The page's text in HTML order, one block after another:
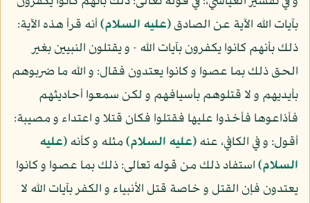
بآيات الله الآية عن الصادق(عليه السلام)أنه قرأ هذه الآية:
ذلك بأنهم كانوا يكفرون بآيات الله - و يقتلون النبيين بغير
الحق ذلك بما عصوا و كانوا يعتدون فقال: و الله ما ضربوهم
بأيديهم و لا قتلوهم بأسيافهم و لكن سمعوا أحاديثهم
فأذاعوها فأخذوا عليها فقتلوا فكان قتلا و اعتداء و مصيبة:
أقول: و في الكافي، عنه(عليه السلام)مثله و كأنه(عليه
السلام)استفاد ذلك من قوله تعالى: ذلك بما عصوا و كانوا
يعتدون فإن القتل و خاصة قتل الأنبياء و الكفر بآيات الله لا